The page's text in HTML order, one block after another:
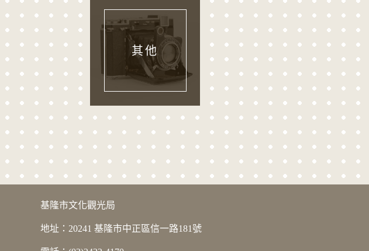
其他
版權宣告
基隆市文化觀光局
地址：20241 基隆市中正區信一路181號